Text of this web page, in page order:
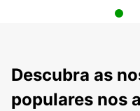
Descubra as
populares nos